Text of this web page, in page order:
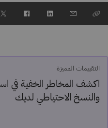
التقييمات المميزة
اكشف المخاطر الخفية في
والنسخ الاحتياطي لديك